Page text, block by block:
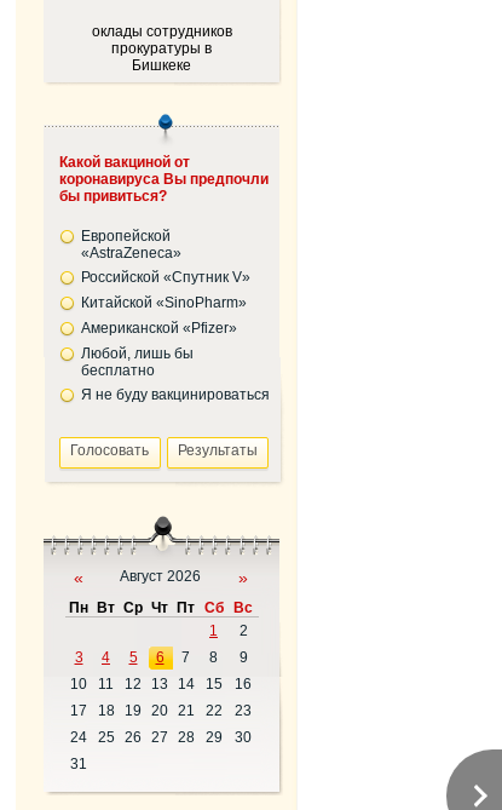
оклады сотрудников
прокуратуры в
Бишкеке
Какой вакциной от
коронавируса Вы предпочли
бы привиться?
Европейской
«AstraZeneca»
Российской «Спутник V»
Китайской «SinoPharm»
Американской «Pfizer»
Любой, лишь бы
бесплатно
Я не буду вакцинироваться
« Август 2026 »
Пн Вт Ср Чт Пт Сб
Вс
1
2
3
4 5 6 7 8
9
10
11 12 13 14 15
16
17
18 19 20 21 22
23
24
25 26 27 28 29
30
31